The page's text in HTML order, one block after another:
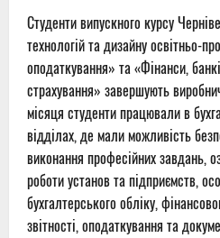
Студенти випускного курсу
технологій та дизайну освітньо-
оподаткування» та «Фінанси,
страхування» завершують
місяця студенти працювали в
відділах, де мали можливість
виконання професійних завдань,
роботи установ та підприємств,
бухгалтерського обліку,
звітності, оподаткування та